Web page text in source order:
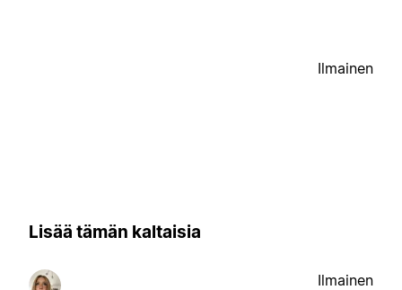
Ilmainen
Lisää tämän kaltaisia
Ilmainen